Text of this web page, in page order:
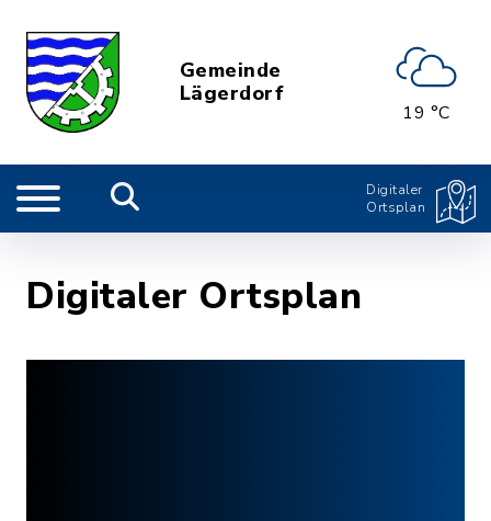
Gemeinde
Lägerdorf
19 °C
Digitaler
Ortsplan
Digitaler Ortsplan